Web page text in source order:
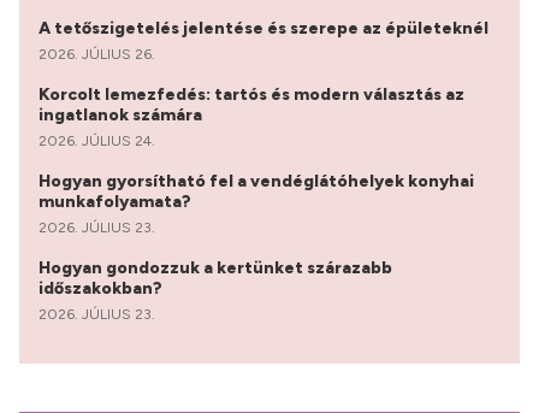
A tetőszigetelés jelentése és szerepe az épületeknél
2026. JÚLIUS 26.
Korcolt lemezfedés: tartós és modern választás az
ingatlanok számára
2026. JÚLIUS 24.
Hogyan gyorsítható fel a vendéglátóhelyek konyhai
munkafolyamata?
2026. JÚLIUS 23.
Hogyan gondozzuk a kertünket szárazabb
időszakokban?
2026. JÚLIUS 23.